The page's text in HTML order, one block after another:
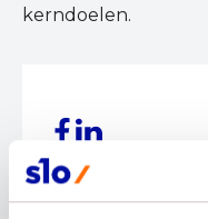
kerndoelen.